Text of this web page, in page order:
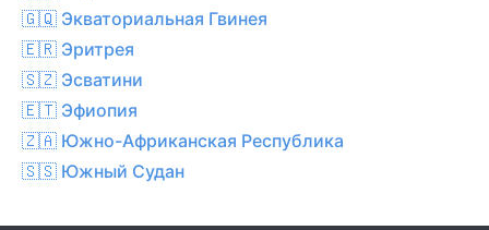
🇬🇶 Экваториальная Гвинея
🇪🇷 Эритрея
🇸🇿 Эсватини
🇪🇹 Эфиопия
🇿🇦 Южно-Африканская Республика
🇸🇸 Южный Судан